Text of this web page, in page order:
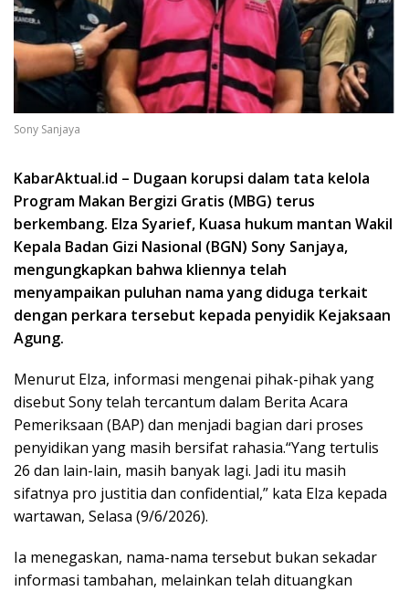
Sony Sanjaya
KabarAktual.id – Dugaan korupsi dalam tata kelola
Program Makan Bergizi Gratis (MBG) terus
berkembang. Elza Syarief, Kuasa hukum mantan Wakil
Kepala Badan Gizi Nasional (BGN) Sony Sanjaya,
mengungkapkan bahwa kliennya telah
menyampaikan puluhan nama yang diduga terkait
dengan perkara tersebut kepada penyidik Kejaksaan
Agung.
Menurut Elza, informasi mengenai pihak-pihak yang
disebut Sony telah tercantum dalam Berita Acara
Pemeriksaan (BAP) dan menjadi bagian dari proses
penyidikan yang masih bersifat rahasia.“Yang tertulis
26 dan lain-lain, masih banyak lagi. Jadi itu masih
sifatnya pro justitia dan confidential,” kata Elza kepada
wartawan, Selasa (9/6/2026).
Ia menegaskan, nama-nama tersebut bukan sekadar
informasi tambahan, melainkan telah dituangkan